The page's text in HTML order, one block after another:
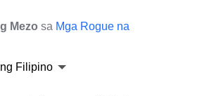
Mezo sa Mga Rogue na
Filipino